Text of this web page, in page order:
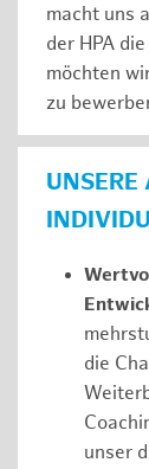
macht uns
der HPA
möchten
zu
UNSERE
die
unser